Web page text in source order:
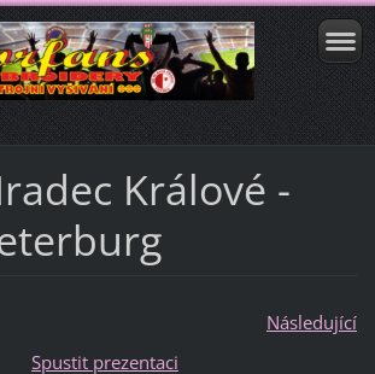
Králové -
Následující
Spustit prezentaci